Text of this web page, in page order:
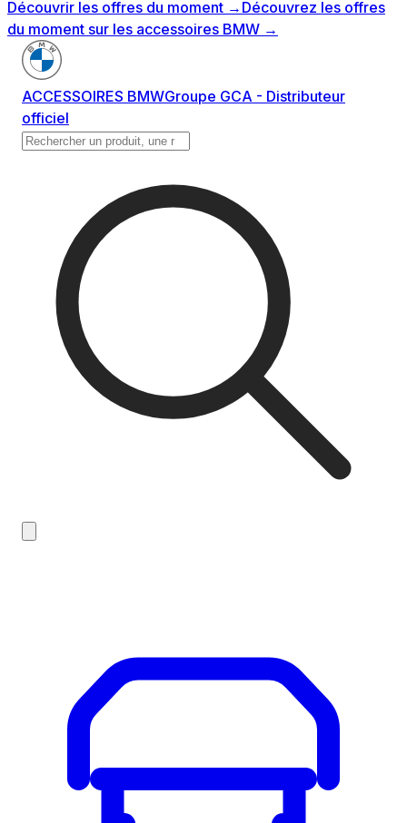
Découvrir les offres du moment → Découvrez les offres
du moment sur les accessoires BMW →
ACCESSOIRES BMWGroupe GCA - Distributeur
officiel